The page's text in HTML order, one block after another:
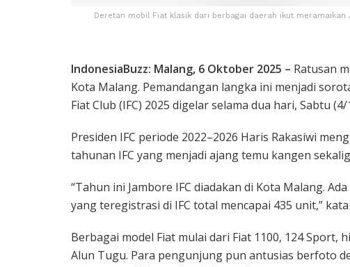
Deretan mobil Fiat klasik dari berbagai daerah ikut
IndonesiaBuzz: Malang, 6 Oktober 2025 – Ratusan
Kota Malang. Pemandangan langka ini menjadi
Fiat Club (IFC) 2025 digelar selama dua hari, Sabtu
Presiden IFC periode 2022–2026 Haris Rakasiwi
tahunan IFC yang menjadi ajang temu kangen
“Tahun ini Jambore IFC diadakan di Kota Malang.
yang teregistrasi di IFC total mencapai 435 unit,”
Berbagai model Fiat mulai dari Fiat 1100, 124 Sport,
Alun Tugu. Para pengunjung pun antusias berfoto